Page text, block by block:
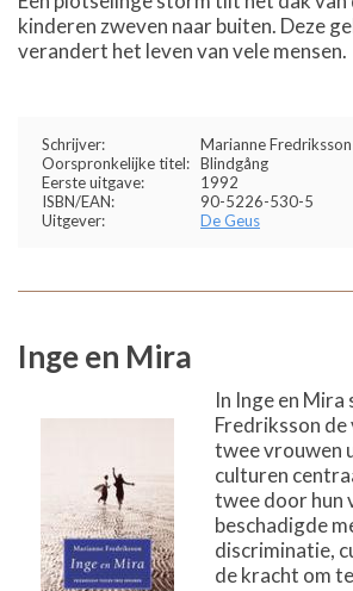
kinderen zweven naar buiten. Deze
verandert het leven van vele mensen.
Schrijver:
Marianne Fredriksson
Oorspronkelijke titel: Blindgång
Eerste uitgave:
1992
ISBN/EAN:
90-5226-530-5
Uitgever:
De Geus
Inge en Mira
In Inge en
Fredriksson de
twee vrouwen
culturen
twee door hun
beschadigde
discriminatie,
de kracht om